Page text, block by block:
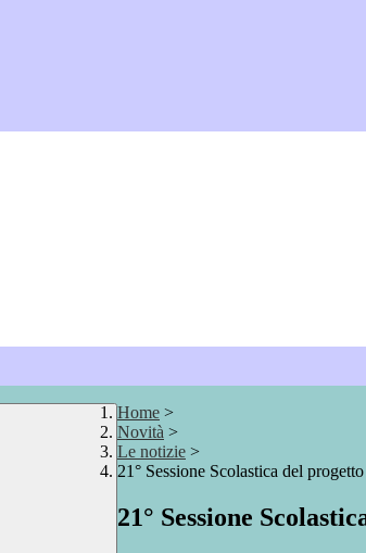
Home >
Novità >
Le notizie >
21° Sessione Scolastica del
21° Sessione